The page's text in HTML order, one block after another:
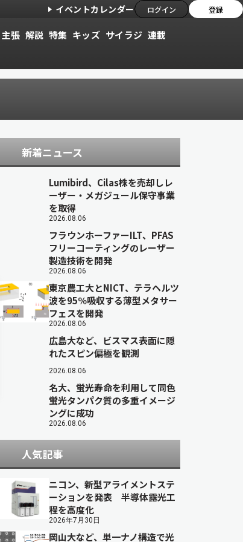
イベントカレンダー ログイン 登録
主張 解説 特集 キッズ サイラジ 連載
新着ニュース
Lumibird、Cilas株を売却しレ
ーザー・メガジュール保守事業
を取得
2026.08.06
フラウンホーファーILT、PFAS
フリーコーティングのレーザー
製造技術を開発
2026.08.06
東京農工大とNICT、テラヘルツ
波を95％吸収する薄型メタサー
フェスを開発
2026.08.06
広島大など、ビスマス表面に隠
れたスピン偏極を観測
2026.08.06
名大、蛍光寿命を利用して同色
蛍光タンパク質の多重イメージ
ングに成功
2026.08.06
人気記事
ニコン、新型アライメントステ
ーションを発表 半導体露光工
程を高度化
2026年7月30日
岡山大など、単一ナノ構造で光